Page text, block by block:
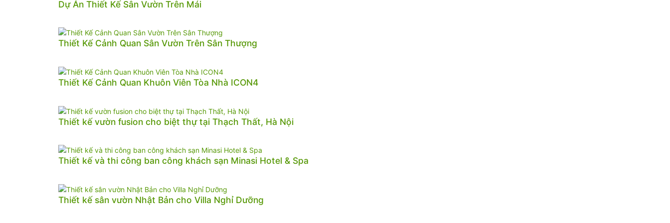
Dự Án Thiết Kế Sân Vườn Trên Mái
Thiết Kế Cảnh Quan Sân Vườn Trên Sân Thượng
Thiết Kế Cảnh Quan Khuôn Viên Tòa Nhà ICON4
Thiết kế vườn fusion cho biệt thự tại Thạch Thất, Hà Nội
Thiết kế và thi công ban công khách sạn Minasi Hotel & Spa
Thiết kế sân vườn Nhật Bản cho Villa Nghỉ Dưỡng